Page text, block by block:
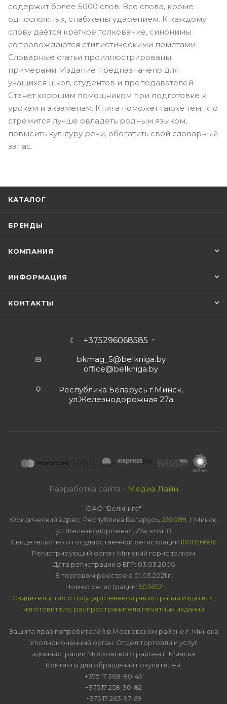
содержит более 5000 слов. Все слова, кроме
односложных, снабжены ударением. К каждому
слову даётся краткое толкование, синонимы
сопровождаются стилистическими пометами.
Словарные статьи проиллюстрированы
примерами. Издание предназначено для
учащихся школ, студентов и преподавателей.
Станет хорошим помощником при подготовке к
урокам и экзаменам. Книга поможет также тем, кто
стремится лучше овладеть родным языком,
повысить культуру речи, обогатить свой словарный
запас.
КАТАЛОГ
БРЕНДЫ
КОМПАНИЯ
ИНФОРМАЦИЯ
КОНТАКТЫ
+375296068585
bkmag_5@belkniga.by
office@belkniga.by
Республика Беларусь г.Минск,
ул.Железнодорожная 27а
Разработка сайта - Медиа Лайн
ОАО "Белкнига"
Юридический адрес: Республика Беларусь, 220089 , г.Минск,
ул.Железнодорожная, 27а, ком 18
Свидетельство о государственной регистрации 100026606
Регистрирующий орган: Минский горисполком
Дата регистрации в ЕГР: 03.03.2006
В торговом реестре с 01.03.2021 г.
Номер регистрации: 503672
Свидетельство о государственной регистрации издателя,
изготовителя, распространителя печатных изданий
Защита прав потребителей в Московском районе г. Минска
Уполномоченный орган: Отдел торговли и услуг
администрации Московского района г. Минска
Контакты для обращений покупателей:
+375 17 368-80-49
+375 17 258-30-82
+375 17 263-97-69